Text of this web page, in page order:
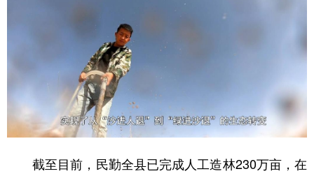
截至目前，民勤全县已完成人工造林230万亩，在